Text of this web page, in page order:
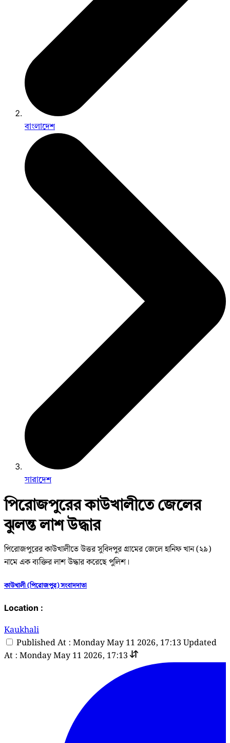
বাংলাদেশ
সারাদেশ
পিরোজপুরের কাউখালীতে জেলের
ঝুলন্ত লাশ উদ্ধার
পিরোজপুরের কাউখালীতে উত্তর সুবিদপুর গ্রামের জেলে হানিফ খান (২৯)
নামে এক ব্যক্তির লাশ উদ্ধার করেছে পুলিশ।
কাউখালী (পিরোজপুর) সংবাদদাতা
Location :
Kaukhali
Published At : Monday May 11 2026, 17:13 Updated
At : Monday May 11 2026, 17:13